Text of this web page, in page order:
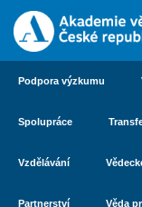
Podpora výzkumu
Spolupráce
Vzdělávání
Partnerství Věda